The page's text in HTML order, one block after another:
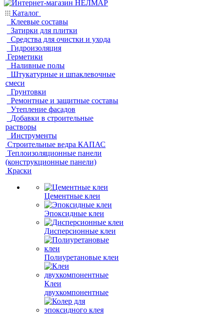
Каталог
Клеевые составы
Затирки для плитки
Средства для очистки и ухода
Гидроизоляция
Герметики
Наливные полы
Штукатурные и шпаклевочные
смеси
Грунтовки
Ремонтные и защитные составы
Утепление фасадов
Добавки в строительные
растворы
Инструменты
Строительные ведра КАПАС
Теплоизоляционные панели
(конструкционные панели)
Краски
Цементные клеи
Эпоксидные клеи
Дисперсионные клеи
Полиуретановые клеи
Клеи
двухкомпонентные